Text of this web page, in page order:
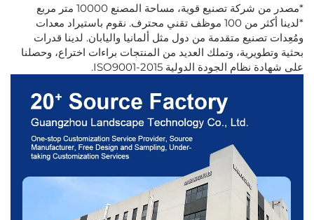
*مصدر من شركة تصنيع قوية، مساحة المصنع 10000 متر مربع
*لدينا أكثر من 100 موظف تقني محترف. نقوم باستيراد معدات
ومُعِدات تصنيع متقدمة من دول مثل ألمانيا واليابان. لدينا قدرات
بحثية وتطويرية، وتملك العديد من المنتجات براءات اختراع، وحصلنا
على شهادة نظام الجودة الدولية ISO9001-2015.